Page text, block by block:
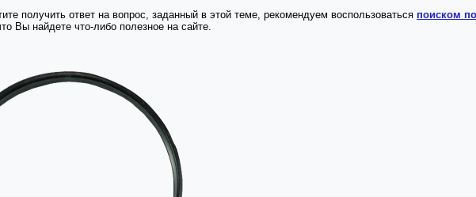
получить ответ на вопрос, заданный в этой теме, рекомендуем воспользоваться поиском
Вы найдете что-либо полезное на сайте.